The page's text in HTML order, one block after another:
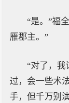
“是。”福
雁郡主。”
“对了，
过，会一些术
手，但千万别